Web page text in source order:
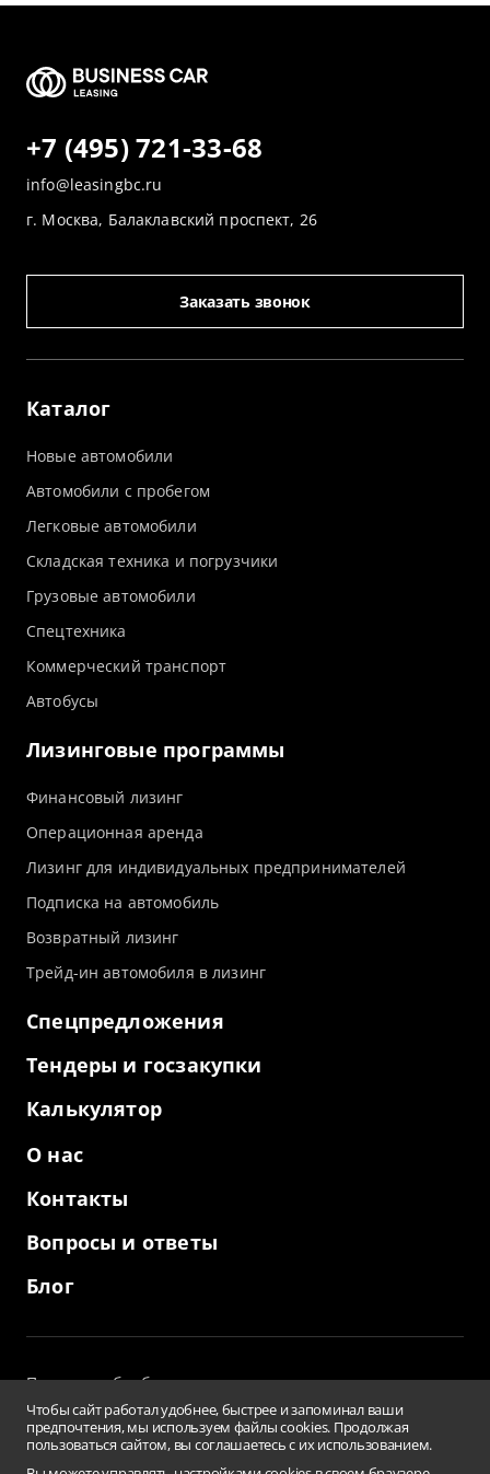
Каталог
Новые автомобили
Автомобили с пробегом
Легковые автомобили
Складская техника и погрузчики
Грузовые автомобили
Спецтехника
Коммерческий транспорт
Автобусы
Лизинговые программы
Финансовый лизинг
Операционная аренда
Лизинг для индивидуальных предпринимателей
Подписка на автомобиль
Возвратный лизинг
Трейд-ин автомобиля в лизинг
Спецпредложения
Тендеры и госзакупки
Калькулятор
О нас
Контакты
Вопросы и ответы
Блог
+7 (495) 721-33-68
info@leasingbc.ru
г. Москва, Балаклавский проспект, 26
Заказать звонок
Политика обработки персональных данных
и использование файлов cookies
Пользовательское соглашение
Заверения и гарантии
Чтобы сайт работал удобнее, быстрее и запоминал ваши
предпочтения, мы используем файлы cookies. Продолжая
пользоваться сайтом, вы соглашаетесь с их использованием.